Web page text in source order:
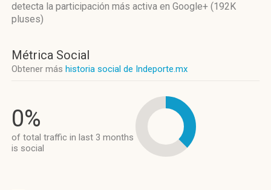
detecta la participación más activa en Google+ (192K
pluses)
Métrica Social
Obtener más historia social de Indeporte.mx
0%
of total traffic in last 3 months
is social